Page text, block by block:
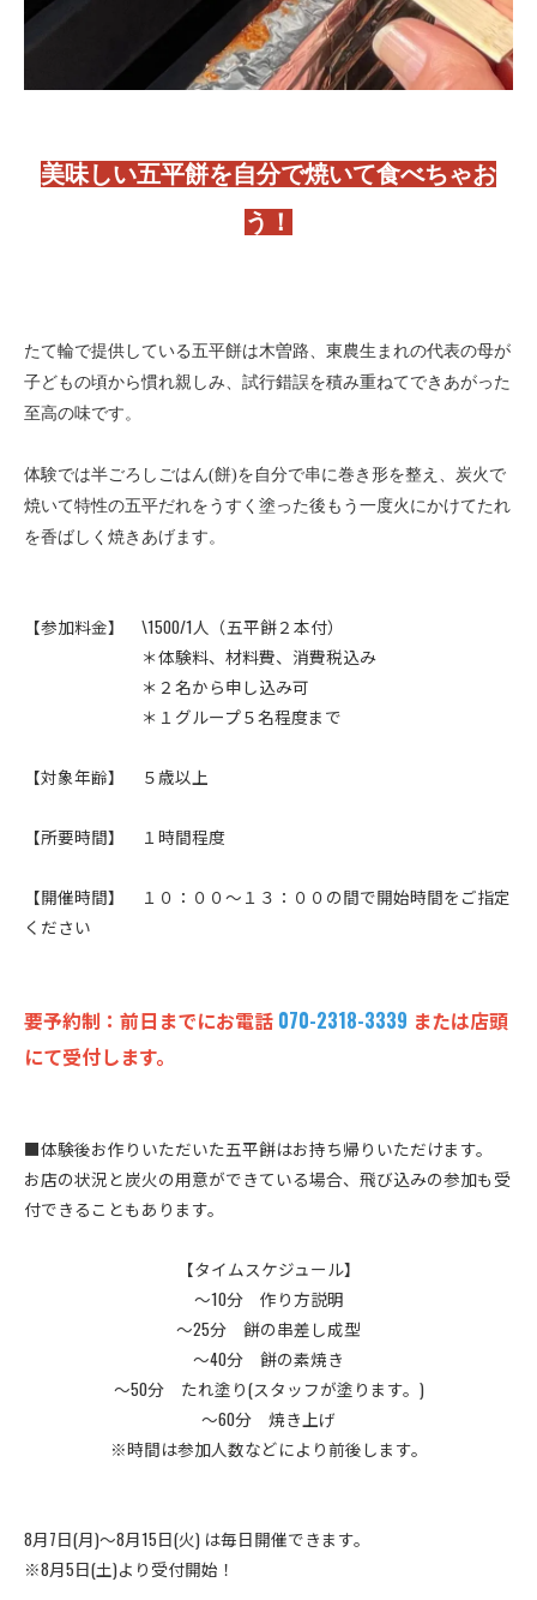
美味しい五平餅を自分で焼いて食べちゃお
う！
たて輪で提供している五平餅は木曽路、東農生まれの代表の母が
子どもの頃から慣れ親しみ、試行錯誤を積み重ねてできあがった
至高の味です。
体験では半ごろしごはん(餅)を自分で串に巻き形を整え、炭火で
焼いて特性の五平だれをうすく塗った後もう一度火にかけてたれ
を香ばしく焼きあげます。
【参加料金】 \1500/1人（五平餅２本付）
＊体験料、材料費、消費税込み
＊２名から申し込み可
＊１グループ５名程度まで
【対象年齢】 ５歳以上
【所要時間】 １時間程度
【開催時間】 １０：００～１３：００の間で開始時間をご指定
ください
要予約制：前日までにお電話 070-2318-3339 または店頭
にて受付します。
■体験後お作りいただいた五平餅はお持ち帰りいただけます。
お店の状況と炭火の用意ができている場合、飛び込みの参加も受
付できることもあります。
【タイムスケジュール】
～10分 作り方説明
～25分 餅の串差し成型
～40分 餅の素焼き
～50分 たれ塗り(スタッフが塗ります。)
～60分 焼き上げ
※時間は参加人数などにより前後します。
8月7日(月)～8月15日(火) は毎日開催できます。
※8月5日(土)より受付開始！